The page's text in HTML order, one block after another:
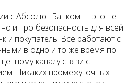
с Абсолют Банком — это не
и про безопасность для всей
и покупатель. Все работают с
в одно и то же время по
каналу связи с
Никаких промежуточных